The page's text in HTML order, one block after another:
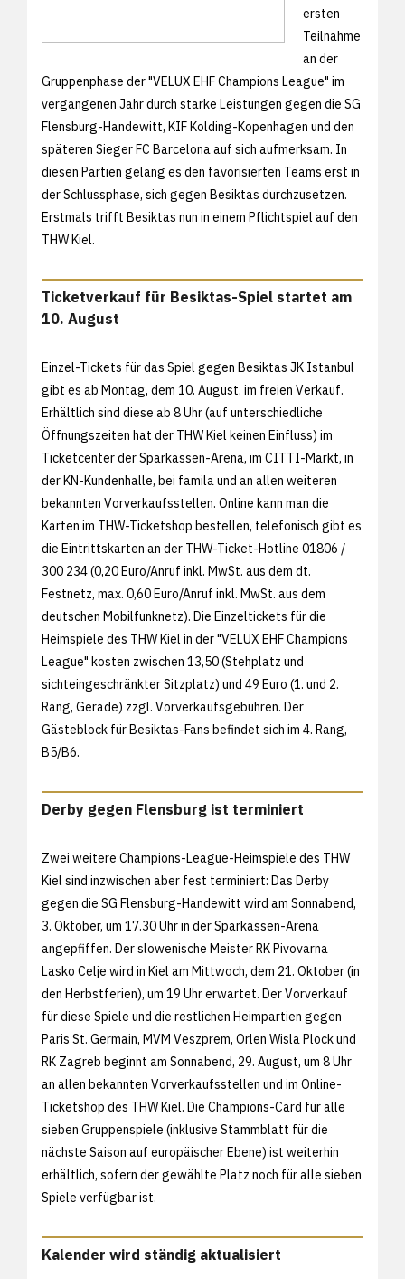
ersten
Teilnahme
an der
Gruppenphase der "VELUX EHF Champions League" im
vergangenen Jahr durch starke Leistungen gegen die SG
Flensburg-Handewitt, KIF Kolding-Kopenhagen und den
späteren Sieger FC Barcelona auf sich aufmerksam. In
diesen Partien gelang es den favorisierten Teams erst in
der Schlussphase, sich gegen Besiktas durchzusetzen.
Erstmals trifft Besiktas nun in einem Pflichtspiel auf den
THW Kiel.
Ticketverkauf für Besiktas-Spiel startet am
10. August
Einzel-Tickets für das Spiel gegen Besiktas JK Istanbul
gibt es ab Montag, dem 10. August, im freien Verkauf.
Erhältlich sind diese ab 8 Uhr (auf unterschiedliche
Öffnungszeiten hat der THW Kiel keinen Einfluss) im
Ticketcenter der Sparkassen-Arena, im CITTI-Markt, in
der KN-Kundenhalle, bei famila und an allen weiteren
bekannten Vorverkaufsstellen. Online kann man die
Karten im THW-Ticketshop bestellen, telefonisch gibt es
die Eintrittskarten an der THW-Ticket-Hotline 01806 /
300 234 (0,20 Euro/Anruf inkl. MwSt. aus dem dt.
Festnetz, max. 0,60 Euro/Anruf inkl. MwSt. aus dem
deutschen Mobilfunknetz). Die Einzeltickets für die
Heimspiele des THW Kiel in der "VELUX EHF Champions
League" kosten zwischen 13,50 (Stehplatz und
sichteingeschränkter Sitzplatz) und 49 Euro (1. und 2.
Rang, Gerade) zzgl. Vorverkaufsgebühren. Der
Gästeblock für Besiktas-Fans befindet sich im 4. Rang,
B5/B6.
Derby gegen Flensburg ist terminiert
Zwei weitere Champions-League-Heimspiele des THW
Kiel sind inzwischen aber fest terminiert: Das Derby
gegen die SG Flensburg-Handewitt wird am Sonnabend,
3. Oktober, um 17.30 Uhr in der Sparkassen-Arena
angepfiffen. Der slowenische Meister RK Pivovarna
Lasko Celje wird in Kiel am Mittwoch, dem 21. Oktober (in
den Herbstferien), um 19 Uhr erwartet. Der Vorverkauf
für diese Spiele und die restlichen Heimpartien gegen
Paris St. Germain, MVM Veszprem, Orlen Wisla Plock und
RK Zagreb beginnt am Sonnabend, 29. August, um 8 Uhr
an allen bekannten Vorverkaufsstellen und im Online-
Ticketshop des THW Kiel. Die Champions-Card für alle
sieben Gruppenspiele (inklusive Stammblatt für die
nächste Saison auf europäischer Ebene) ist weiterhin
erhältlich, sofern der gewählte Platz noch für alle sieben
Spiele verfügbar ist.
Kalender wird ständig aktualisiert